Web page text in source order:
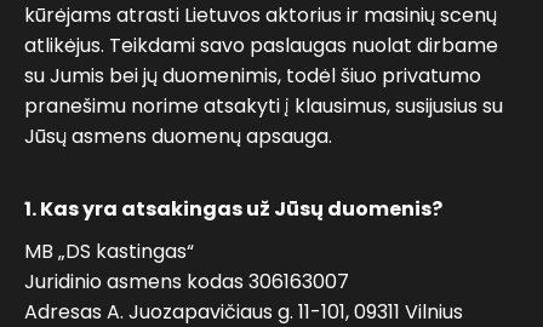
kūrėjams atrasti Lietuvos aktorius ir masinių scenų
atlikėjus. Teikdami savo paslaugas nuolat dirbame
su Jumis bei jų duomenimis, todėl šiuo privatumo
pranešimu norime atsakyti į klausimus, susijusius su
Jūsų asmens duomenų apsauga.
1. Kas yra atsakingas už Jūsų duomenis?
MB „DS kastingas“
Juridinio asmens kodas 306163007
Adresas A. Juozapavičiaus g. 11-101, 09311 Vilnius